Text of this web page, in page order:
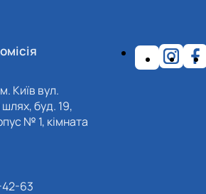
Київ вул.
шлях, буд. 19,
№ 1, кімната
63